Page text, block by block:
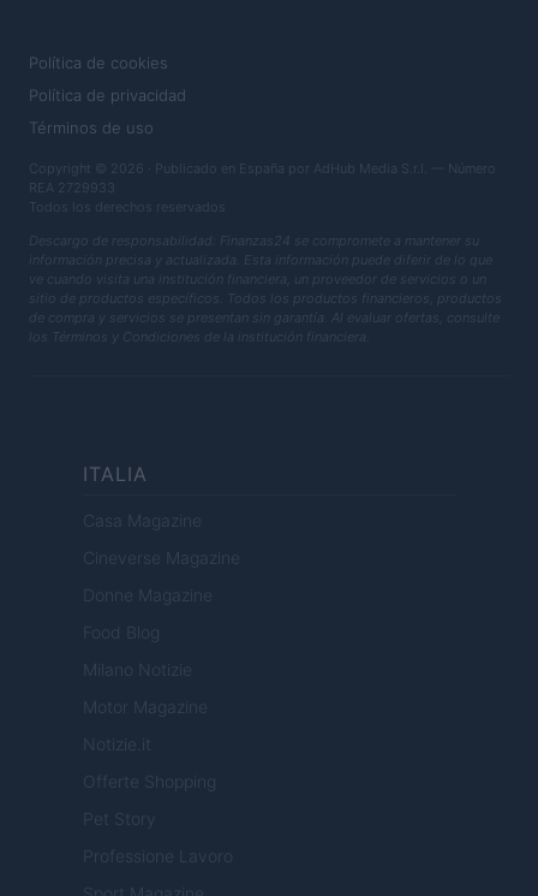
Política de cookies
Política de privacidad
Términos de uso
Copyright © 2026 · Publicado en España por AdHub Media S.r.l. — Número
REA 2729933
Todos los derechos reservados
Descargo de responsabilidad: Finanzas24 se compromete a mantener su
información precisa y actualizada. Esta información puede diferir de lo que
ve cuando visita una institución financiera, un proveedor de servicios o un
sitio de productos específicos. Todos los productos financieros, productos
de compra y servicios se presentan sin garantía. Al evaluar ofertas, consulte
los Términos y Condiciones de la institución financiera.
ITALIA
Casa Magazine
Cineverse Magazine
Donne Magazine
Food Blog
Milano Notizie
Motor Magazine
Notizie.it
Offerte Shopping
Pet Story
Professione Lavoro